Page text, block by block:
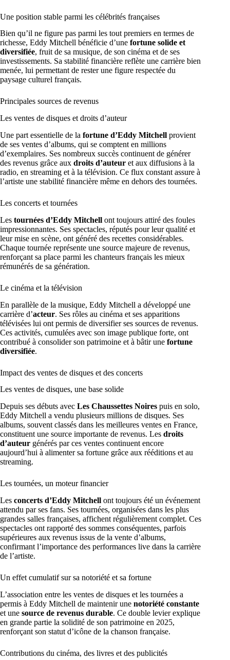
Une position stable parmi les célébrités françaises
Bien qu’il ne figure pas parmi les tout premiers en termes de
richesse, Eddy Mitchell bénéficie d’une fortune solide et
diversifiée, fruit de sa musique, de son cinéma et de ses
investissements. Sa stabilité financière reflète une carrière bien
menée, lui permettant de rester une figure respectée du
paysage culturel français.
Principales sources de revenus
Les ventes de disques et droits d’auteur
Une part essentielle de la fortune d’Eddy Mitchell provient
de ses ventes d’albums, qui se comptent en millions
d’exemplaires. Ses nombreux succès continuent de générer
des revenus grâce aux droits d’auteur et aux diffusions à la
radio, en streaming et à la télévision. Ce flux constant assure à
l’artiste une stabilité financière même en dehors des tournées.
Les concerts et tournées
Les tournées d’Eddy Mitchell ont toujours attiré des foules
impressionnantes. Ses spectacles, réputés pour leur qualité et
leur mise en scène, ont généré des recettes considérables.
Chaque tournée représente une source majeure de revenus,
renforçant sa place parmi les chanteurs français les mieux
rémunérés de sa génération.
Le cinéma et la télévision
En parallèle de la musique, Eddy Mitchell a développé une
carrière d’acteur. Ses rôles au cinéma et ses apparitions
télévisées lui ont permis de diversifier ses sources de revenus.
Ces activités, cumulées avec son image publique forte, ont
contribué à consolider son patrimoine et à bâtir une fortune
diversifiée.
Impact des ventes de disques et des concerts
Les ventes de disques, une base solide
Depuis ses débuts avec Les Chaussettes Noires puis en solo,
Eddy Mitchell a vendu plusieurs millions de disques. Ses
albums, souvent classés dans les meilleures ventes en France,
constituent une source importante de revenus. Les droits
d’auteur générés par ces ventes continuent encore
aujourd’hui à alimenter sa fortune grâce aux rééditions et au
streaming.
Les tournées, un moteur financier
Les concerts d’Eddy Mitchell ont toujours été un événement
attendu par ses fans. Ses tournées, organisées dans les plus
grandes salles françaises, affichent régulièrement complet. Ces
spectacles ont rapporté des sommes conséquentes, parfois
supérieures aux revenus issus de la vente d’albums,
confirmant l’importance des performances live dans la carrière
de l’artiste.
Un effet cumulatif sur sa notoriété et sa fortune
L’association entre les ventes de disques et les tournées a
permis à Eddy Mitchell de maintenir une notoriété constante
et une source de revenus durable. Ce double levier explique
en grande partie la solidité de son patrimoine en 2025,
renforçant son statut d’icône de la chanson française.
Contributions du cinéma, des livres et des publicités